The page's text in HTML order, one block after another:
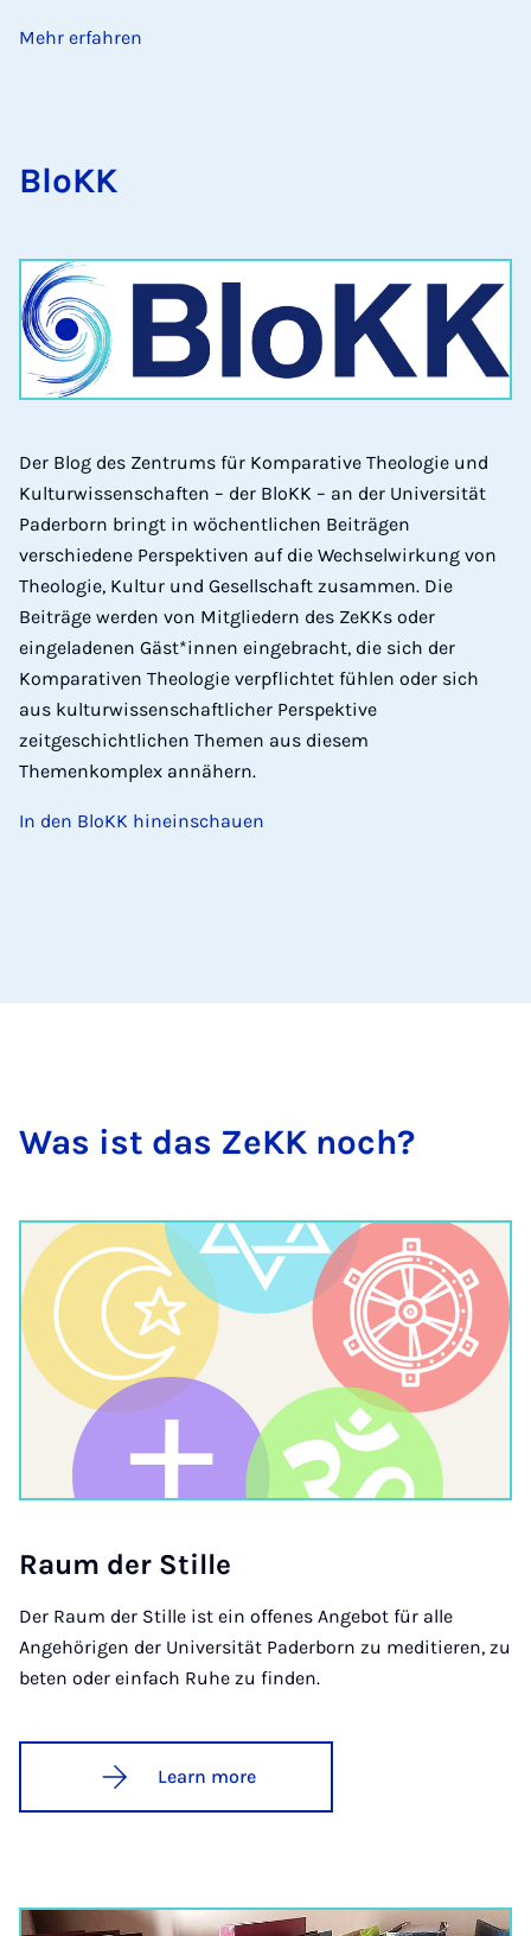
Mehr erfahren
BloKK
Der Blog des Zentrums für Komparative Theologie und
Kulturwissenschaften – der BloKK – an der Universität
Paderborn bringt in wöchentlichen Beiträgen
verschiedene Perspektiven auf die Wechselwirkung von
Theologie, Kultur und Gesellschaft zusammen. Die
Beiträge werden von Mitgliedern des ZeKKs oder
eingeladenen Gäst*innen eingebracht, die sich der
Komparativen Theologie verpflichtet fühlen oder sich
aus kulturwissenschaftlicher Perspektive
zeitgeschichtlichen Themen aus diesem
Themenkomplex annähern.
In den BloKK hineinschauen
Was ist das ZeKK noch?
Raum der Stille
Der Raum der Stille ist ein offenes Angebot für alle
Angehörigen der Universität Paderborn zu meditieren, zu
beten oder einfach Ruhe zu finden.
Learn more